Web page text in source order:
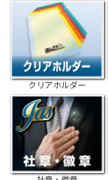
クリアホルダー